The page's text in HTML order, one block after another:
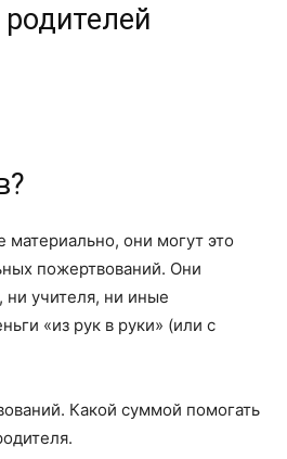
они могут это
пожертвований. Они
учителя, ни иные
«из рук в руки» (или с
Какой суммой помогать